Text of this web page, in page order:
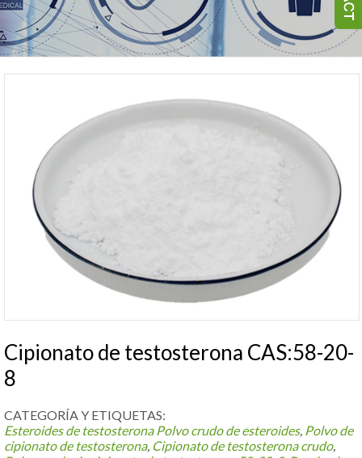
Cipionato de testosterona CAS:58-20-
8
CATEGORÍA Y ETIQUETAS:
Esteroides de testosterona Polvo crudo de esteroides, Polvo de
cipionato de testosterona, Cipionato de testosterona crudo,